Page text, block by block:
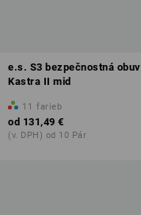
e.s. S3 bezpečnostná obuv
Kastra II mid
11 farieb
od 131,49 €
(v. DPH) od 10 Pár